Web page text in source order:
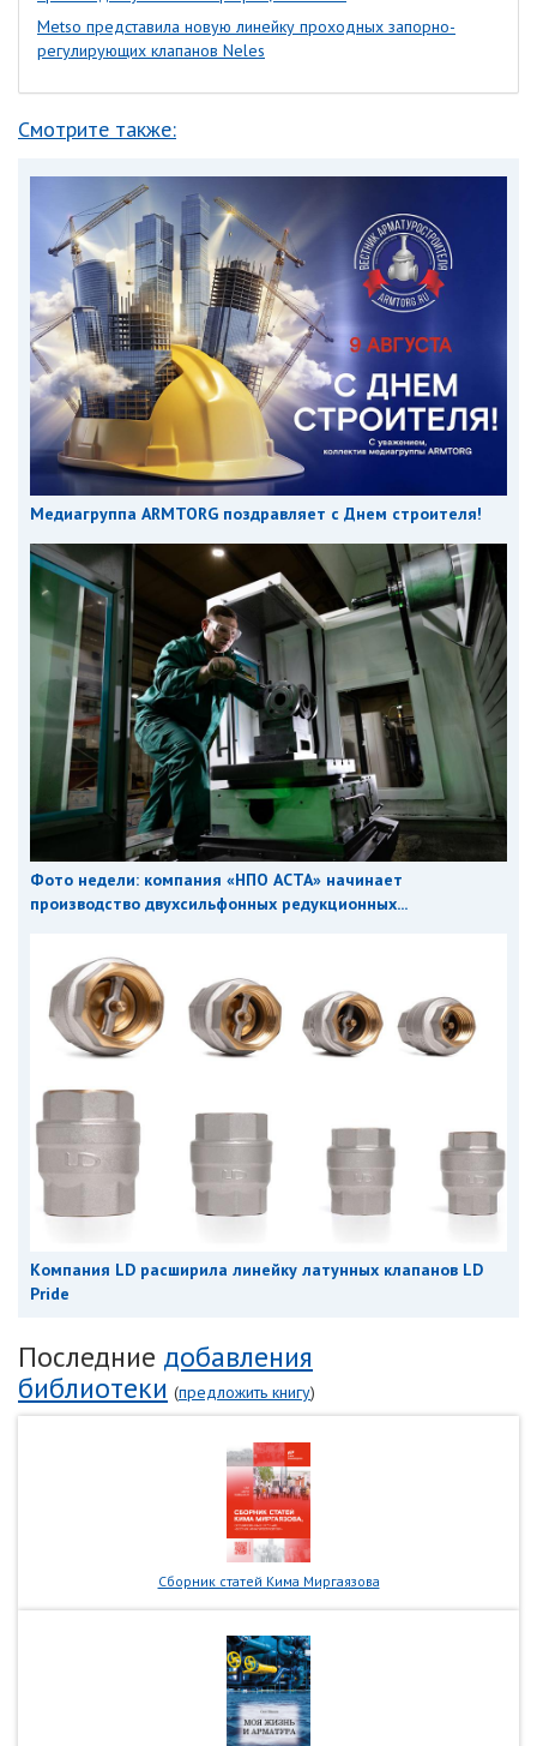
Metso представила новую линейку проходных запорно-
регулирующих клапанов Neles
Смотрите также:
Медиагруппа ARMTORG поздравляет с Днем строителя!
Фото недели: компания «НПО АСТА» начинает
производство двухсильфонных редукционных...
Компания LD расширила линейку латунных клапанов LD
Pride
Последние добавления
библиотеки (предложить книгу)
Сборник статей Кима Миргаязова